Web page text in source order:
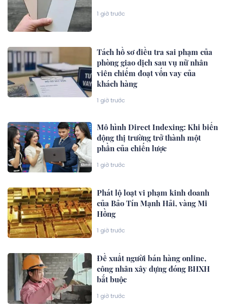
1 giờ trước
Tách hồ sơ điều tra sai phạm của
phòng giao dịch sau vụ nữ nhân
viên chiếm đoạt vốn vay của
khách hàng
1 giờ trước
Mô hình Direct Indexing: Khi biến
động thị trường trở thành một
phần của chiến lược
1 giờ trước
Phát lộ loạt vi phạm kinh doanh
của Bảo Tín Mạnh Hải, vàng Mi
Hồng
1 giờ trước
Đề xuất người bán hàng online,
công nhân xây dựng đóng BHXH
bắt buộc
1 giờ trước